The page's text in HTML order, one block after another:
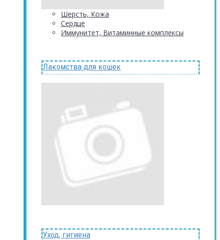
Шерсть, Кожа
Сердце
Иммунитет, Витаминные комплексы
Лакомства для кошек
Уход, гигиена